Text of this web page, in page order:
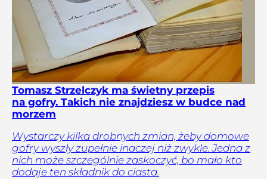
Tomasz Strzelczyk ma świetny przepis
na gofry. Takich nie znajdziesz w budce nad
morzem
Wystarczy kilka drobnych zmian, żeby domowe
gofry wyszły zupełnie inaczej niż zwykle. Jedna z
nich może szczególnie zaskoczyć, bo mało kto
dodaje ten składnik do ciasta.